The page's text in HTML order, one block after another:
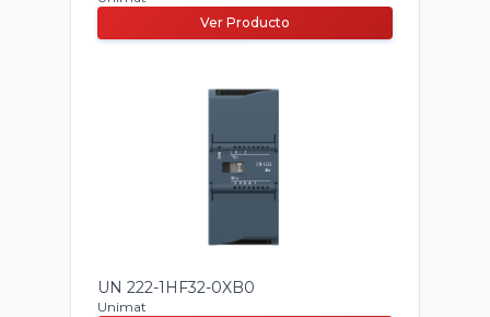
Ver Producto
UN 222-1HF32-0XB0
Unimat